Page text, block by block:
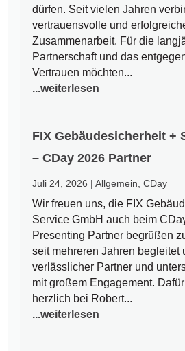
dürfen. Seit vielen Jahren
vertrauensvolle und
Zusammenarbeit. Für die
Partnerschaft und das
Vertrauen möchten...
...weiterlesen
FIX Gebäudesicherheit +
– CDay 2026 Partner
Juli 24, 2026 |Allgemein ,CDay
Wir freuen uns, die FIX
Service GmbH auch beim
Presenting Partner begrüßen
seit mehreren Jahren begleitet
verlässlicher Partner und
mit großem Engagement.
herzlich bei Robert...
...weiterlesen